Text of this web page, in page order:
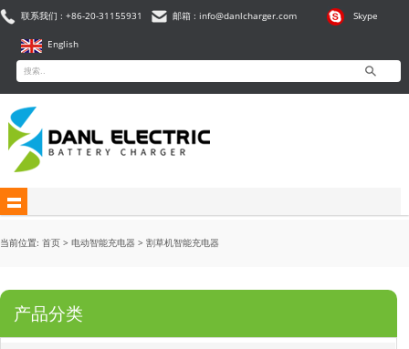
联系我们 : +86-20-31155931 邮箱 : info@danlcharger.com Skype
English
当前位置: 首页 > 电动智能充电器 > 割草机智能充电器
产品分类